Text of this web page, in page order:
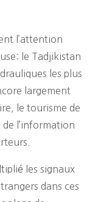
l’attention
le Tadjikistan
les plus
largement
le tourisme de
l’information
les signaux
dans ces